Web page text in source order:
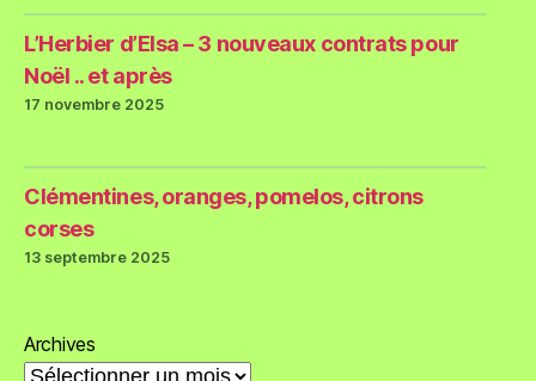
L’Herbier d’Elsa – 3 nouveaux contrats pour
Noël .. et après
17 novembre 2025
Clémentines, oranges, pomelos, citrons
corses
13 septembre 2025
Archives